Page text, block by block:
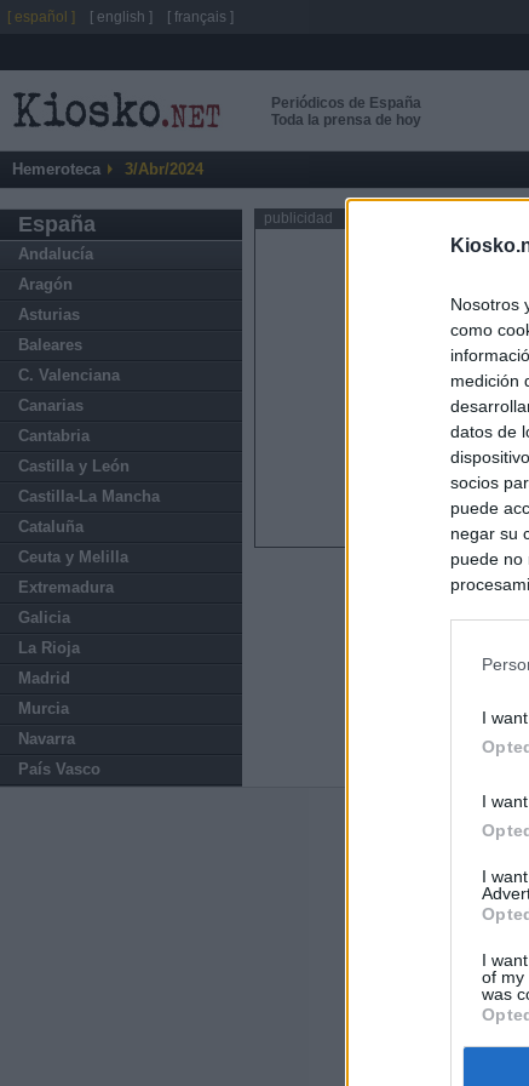
Nosotros
como
medición
datos de
socios
puede
negar su
puede no
I
I
I
I
of my
was
Periódicos de España
Toda la prensa de hoy
Hemeroteca 3/Abr/2024
España
Andalucía
Aragón
Asturias
Baleares
C. Valenciana
Canarias
Cantabria
Castilla y León
Castilla-La Mancha
Cataluña
Ceuta y Melilla
Extremadura
Galicia
La Rioja
Madrid
Murcia
Navarra
País Vasco
publicidad
Últimas
España
Meloni a
Italia
España
asignados
[ español ] [ english ] [ français ]